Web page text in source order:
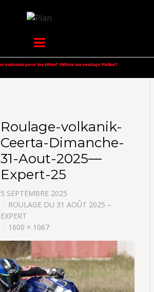
VOLKANIK-
ENDURANCE
Menu
Roulage-volkanik-
Ceerta-Dimanche-
31-Aout-2025—
Expert-25
5 SEPTEMBRE 2025
ROULAGE DU 31 AOÛT 2025 –
EXPERT
1600 × 1067